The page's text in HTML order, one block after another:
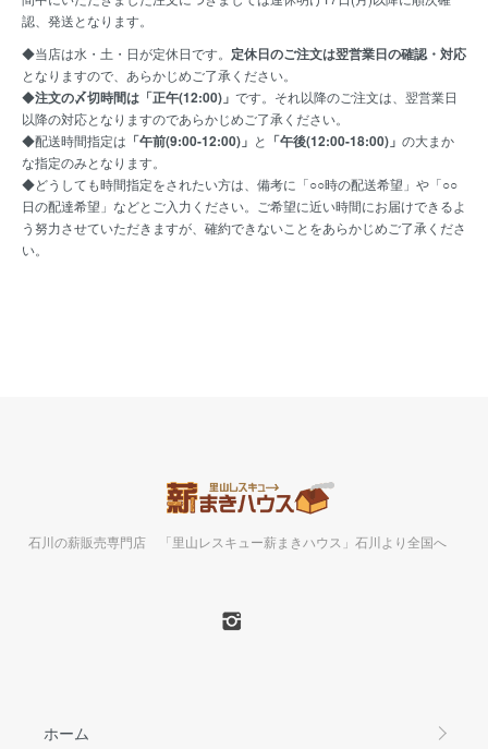
認、発送となります。
◆当店は水・土・日が定休日です。 定休日のご注文は翌営業日の確認・対応
となりますので、あらかじめご了承ください。
◆注文の〆切時間は「正午(12:00)」 です。それ以降のご注文は、翌営業日
以降の対応となりますのであらかじめご了承ください。
◆配送時間指定は 「午前(9:00-12:00)」 と 「午後(12:00-18:00)」 の大まか
な指定のみとなります。
◆どうしても時間指定をされたい方は、備考に「○○時の配送希望」や「○○
日の配達希望」などとご入力ください。ご希望に近い時間にお届けできるよ
う努力させていただきますが、確約できないことをあらかじめご了承くださ
い。
石川の薪販売専門店 「里山レスキュー薪まきハウス」石川より全国へ
ホーム